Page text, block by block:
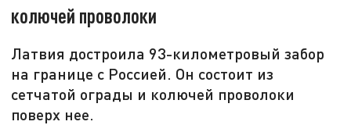
колючей проволоки
Латвия достроила 93-километровый забор
на границе с Россией. Он состоит из
сетчатой ограды и колючей проволоки
поверх нее.